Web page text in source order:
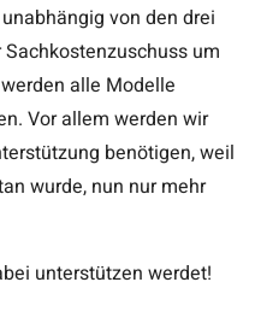
von den drei
um
alle Modelle
Vor allem werden wir
benötigen, weil
wurde, nun nur mehr
unterstützen werdet!